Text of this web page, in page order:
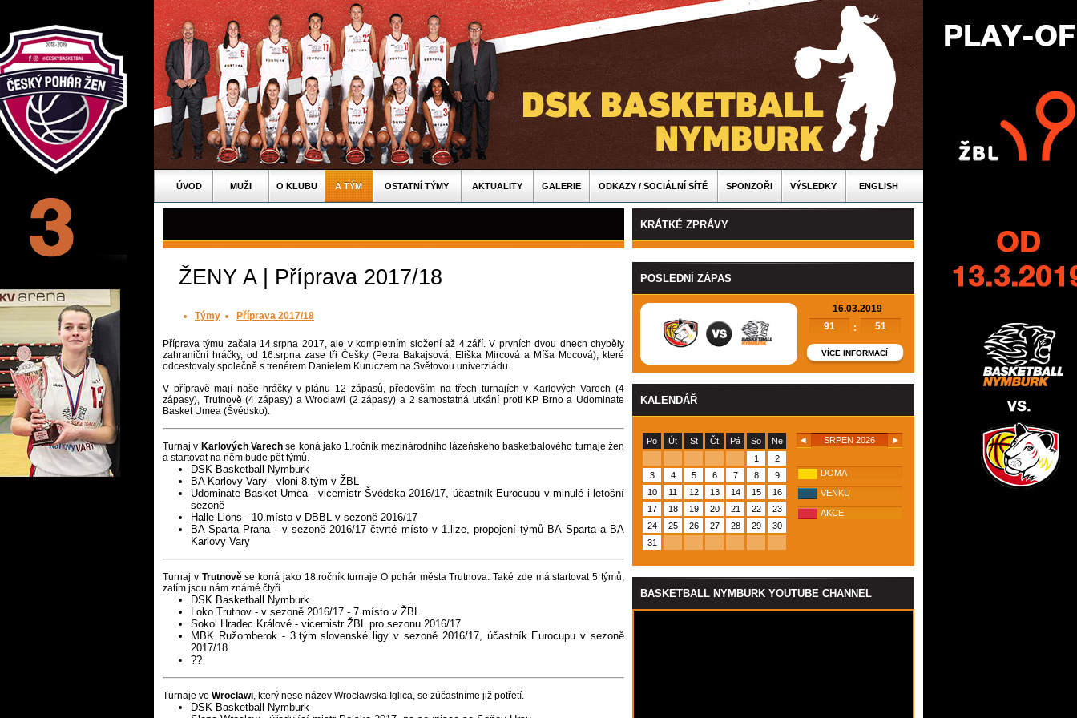
ÚVOD MUŽI O KLUBU A TÝM OSTATNÍ TÝMY AKTUALITY GALERIE ODKAZY / SOCIÁLNÍ SÍTĚ SPONZOŘI VÝSLEDKY ENGLISH
ŽENY A | Příprava 2017/18
Týmy Příprava 2017/18
Příprava týmu začala 14.srpna 2017, ale v kompletním složení až 4.září. V prvních dvou dnech chyběly
zahraniční hráčky, od 16.srpna zase tři Češky (Petra Bakajsová, Eliška Mircová a Míša Mocová), které
odcestovaly společně s trenérem Danielem Kuruczem na Světovou univerziádu.
V přípravě mají naše hráčky v plánu 12 zápasů, především na třech turnajích v Karlových Varech (4
zápasy), Trutnově (4 zápasy) a Wroclawi (2 zápasy) a 2 samostatná utkání proti KP Brno a Udominate
Basket Umea (Švédsko).
Turnaj v Karlových Varech se koná jako 1.ročník mezinárodního lázeňského basketbalového turnaje žen
a startovat na něm bude pět týmů.
DSK Basketball Nymburk
BA Karlovy Vary - vloni 8.tým v ŽBL
Udominate Basket Umea - vicemistr Švédska 2016/17, účastník Eurocupu v minulé i letošní
sezoně
Halle Lions - 10.místo v DBBL v sezoně 2016/17
BA Sparta Praha - v sezoně 2016/17 čtvrté místo v 1.lize, propojení týmů BA Sparta a BA
Karlovy Vary
Turnaj v Trutnověse koná jako 18.ročník turnaje O pohár města Trutnova. Také zde má startovat 5 týmů,
zatím jsou nám známé čtyři
DSK Basketball Nymburk
Loko Trutnov - v sezoně 2016/17 - 7.místo v ŽBL
Sokol Hradec Králové - vicemistr ŽBL pro sezonu 2016/17
MBK Ružomberok - 3.tým slovenské ligy v sezoně 2016/17, účastník Eurocupu v sezoně
2017/18
??
Turnaje ve Wroclawi, který nese název Wrocławska Iglica, se zúčastníme již potřetí.
DSK Basketball Nymburk
KRÁTKÉ ZPRÁVY
POSLEDNÍ ZÁPAS
16.03.2019
91
: 51
VÍCE INFORMACÍ
KALENDÁŘ
SRPEN 2026
DOMA
VENKU
AKCE
Po Út St Čt Pá So
Ne
1
2
3
4 5 6 7 8
9
10
11 12 13 14 15
16
17
18 19 20 21 22
23
24
25 26 27 28 29
30
31
BASKETBALL NYMBURK YOUTUBE CHANNEL